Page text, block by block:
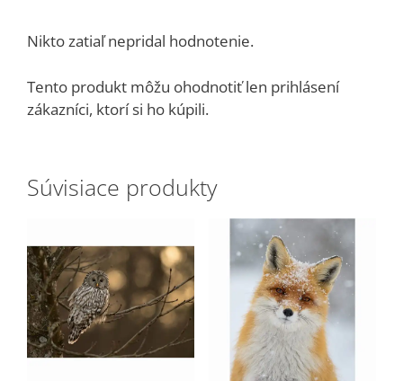
Nikto zatiaľ nepridal hodnotenie.
Tento produkt môžu ohodnotiť len prihlásení
zákazníci, ktorí si ho kúpili.
Súvisiace produkty